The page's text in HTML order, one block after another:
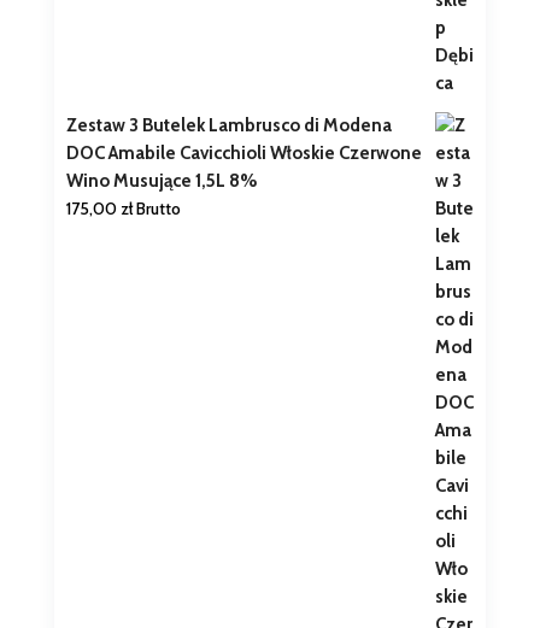
Zestaw 3 Butelek Lambrusco di Modena
DOC Amabile Cavicchioli Włoskie Czerwone
Wino Musujące 1,5L 8%
175,00 złBrutto